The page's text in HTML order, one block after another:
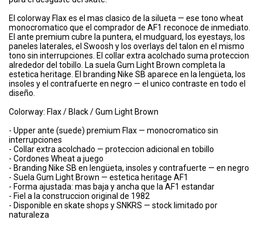
El colorway Flax es el mas clasico de la silueta — ese tono wheat
monocromatico que el comprador de AF1 reconoce de inmediato.
El ante premium cubre la puntera, el mudguard, los eyestays, los
paneles laterales, el Swoosh y los overlays del talon en el mismo
tono sin interrupciones. El collar extra acolchado suma proteccion
alrededor del tobillo. La suela Gum Light Brown completa la
estetica heritage. El branding Nike SB aparece en la lengüeta, los
insoles y el contrafuerte en negro — el unico contraste en todo el
diseño.
Colorway: Flax / Black / Gum Light Brown
- Upper ante (suede) premium Flax — monocromatico sin
interrupciones
- Collar extra acolchado — proteccion adicional en tobillo
- Cordones Wheat a juego
- Branding Nike SB en lengüeta, insoles y contrafuerte — en negro
- Suela Gum Light Brown — estetica heritage AF1
- Forma ajustada: mas baja y ancha que la AF1 estandar
- Fiel a la construccion original de 1982
- Disponible en skate shops y SNKRS — stock limitado por
naturaleza